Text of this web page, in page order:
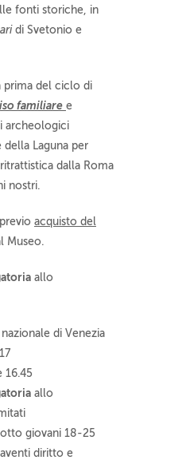
fonti storiche, in
di Svetonio e
prima del ciclo di
familiare e
archeologici
della Laguna per
dalla Roma
nostri.
acquisto del
Museo.
allo
di Venezia
16.45
allo
giovani 18-25
diritto e